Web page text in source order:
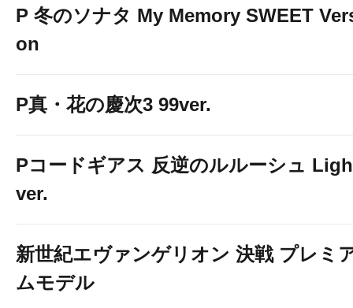
P 冬のソナタ My Memory SWEET
on
P真・花の慶次3 99ver.
Pコードギアス 反逆のルルーシュ
ver.
新世紀エヴァンゲリオン 決戦 プレミ
ムモデル